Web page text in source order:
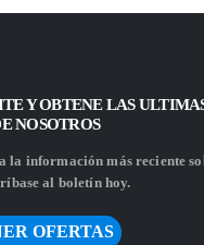
Y OBTENE LAS
NOSOTROS
la información más reciente
al boletín hoy.
OFERTAS